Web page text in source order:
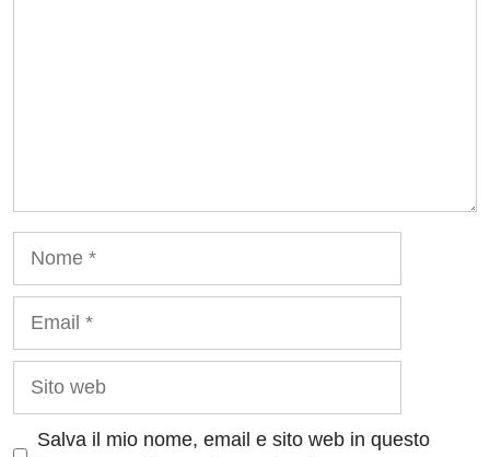
Sito
Salva il mio nome, email e sito web in questo